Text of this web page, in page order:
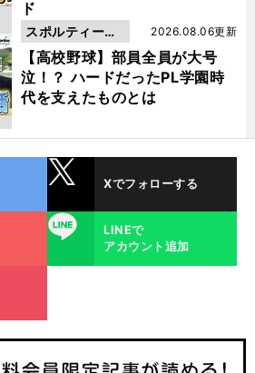
ド
【高校野球】部員全員が大号
泣！？ ハードだったPL学園時
代を支えたものとは
2026.08.06更新
スポルティーバ
動画
Xでフォローする
LINE
LINEで
アカウント追加